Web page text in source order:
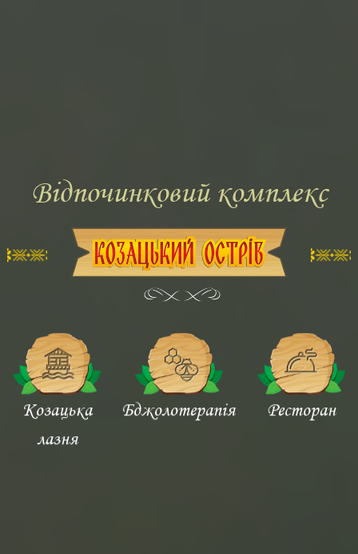
Відпочинковий комплекс
Козацька
лазня
Бджолотерапія Ресторан